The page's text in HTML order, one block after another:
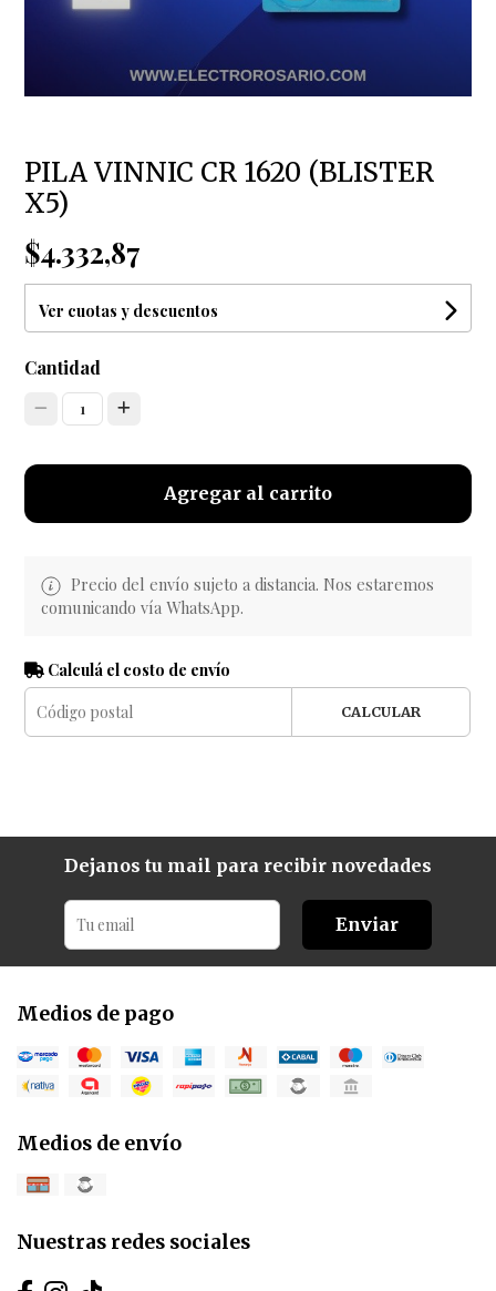
PILA VINNIC CR 1620 (BLISTER
X5)
$4.332,87
Ver cuotas y descuentos
Cantidad
1
Agregar al carrito
Precio del envío sujeto a distancia. Nos estaremos
comunicando vía WhatsApp.
Calculá el costo de envío
CALCULAR
Dejanos tu mail para recibir novedades
Enviar
Medios de pago
Medios de envío
Nuestras redes sociales